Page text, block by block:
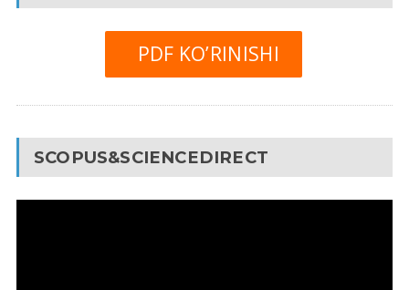
PDF KO’RINISHI
SCOPUS&SCIENCEDIRECT